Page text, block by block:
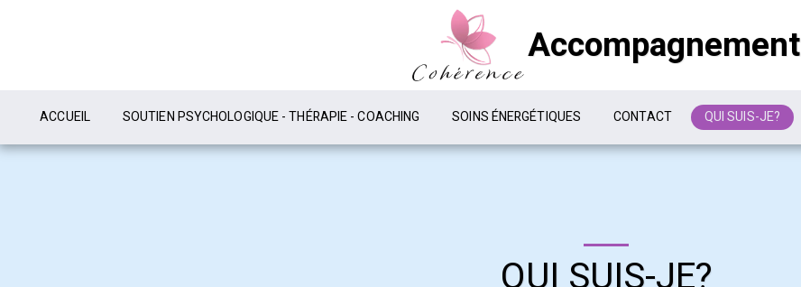
Accompagnement
ACCUEIL SOUTIEN PSYCHOLOGIQUE - THÉRAPIE - COACHING SOINS ÉNERGÉTIQUES CONTACT QUI SUIS-JE?